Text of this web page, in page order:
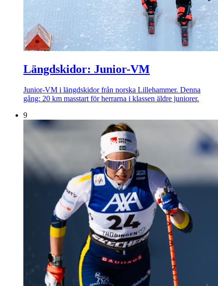
Längdskidor: Junior-VM
Junior-VM i längdskidor från norska Lillehammer. Denna
gång: 20 km masstart för herrarna i klassen äldre juniorer.
9